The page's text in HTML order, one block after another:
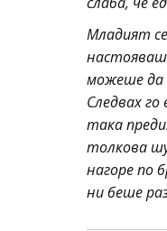
Младият
можеше да
Следвах
така
толкова
нагоре по
ни беше